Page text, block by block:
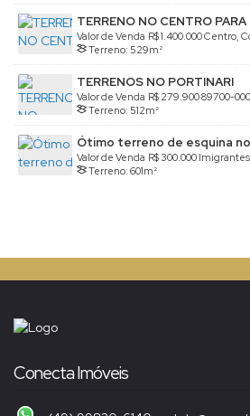
TERRENO NO CENTRO
NOBRE
R$1.400.000
Valor de Venda
Centro,
BrasilTerreno: 529m²
TERRENOS NO PORTINARI
R$ 279.900
Valor de Venda
89700-
Concórdia, Santa Catarina, Brasil
Terreno: 512m²
Ótimo terreno de esquina
R$ 300.000
Valor de Venda
BrasilTerreno: 601m²
Conecta Imóveis